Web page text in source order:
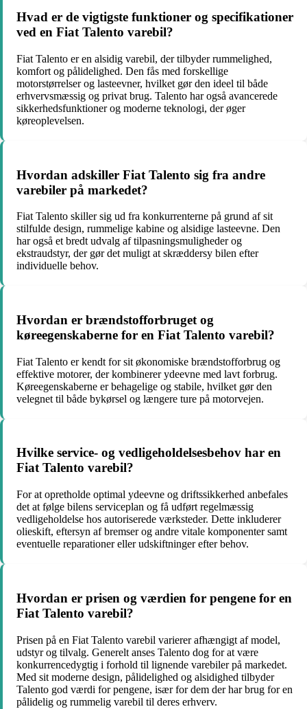
Hvad er de vigtigste funktioner og specifikationer
ved en Fiat Talento varebil?
Fiat Talento er en alsidig varebil, der tilbyder rummelighed,
komfort og pålidelighed. Den fås med forskellige
motorstørrelser og lasteevner, hvilket gør den ideel til både
erhvervsmæssig og privat brug. Talento har også avancerede
sikkerhedsfunktioner og moderne teknologi, der øger
køreoplevelsen.
Hvordan adskiller Fiat Talento sig fra andre
varebiler på markedet?
Fiat Talento skiller sig ud fra konkurrenterne på grund af sit
stilfulde design, rummelige kabine og alsidige lasteevne. Den
har også et bredt udvalg af tilpasningsmuligheder og
ekstraudstyr, der gør det muligt at skræddersy bilen efter
individuelle behov.
Hvordan er brændstofforbruget og
køreegenskaberne for en Fiat Talento varebil?
Fiat Talento er kendt for sit økonomiske brændstofforbrug og
effektive motorer, der kombinerer ydeevne med lavt forbrug.
Køreegenskaberne er behagelige og stabile, hvilket gør den
velegnet til både bykørsel og længere ture på motorvejen.
Hvilke service- og vedligeholdelsesbehov har en
Fiat Talento varebil?
For at opretholde optimal ydeevne og driftssikkerhed anbefales
det at følge bilens serviceplan og få udført regelmæssig
vedligeholdelse hos autoriserede værksteder. Dette inkluderer
olieskift, eftersyn af bremser og andre vitale komponenter samt
eventuelle reparationer eller udskiftninger efter behov.
Hvordan er prisen og værdien for pengene for en
Fiat Talento varebil?
Prisen på en Fiat Talento varebil varierer afhængigt af model,
udstyr og tilvalg. Generelt anses Talento dog for at være
konkurrencedygtig i forhold til lignende varebiler på markedet.
Med sit moderne design, pålidelighed og alsidighed tilbyder
Talento god værdi for pengene, især for dem der har brug for en
pålidelig og rummelig varebil til deres erhverv.